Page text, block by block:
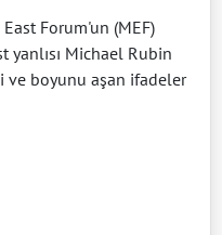
Forum'un (MEF)
yanlısı Michael Rubin
boyunu aşan ifadeler